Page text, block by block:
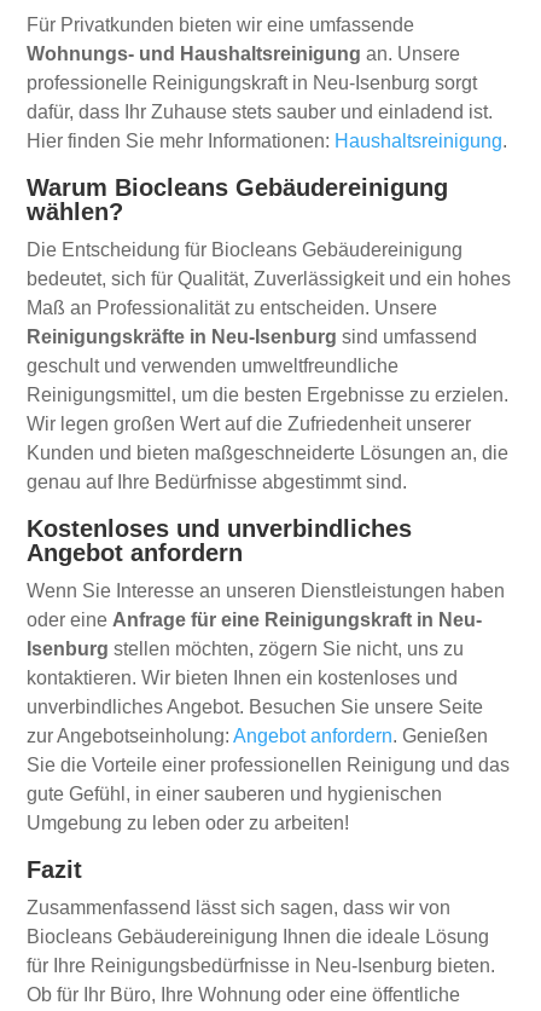
Für Privatkunden bieten wir eine umfassende
Wohnungs- und Haushaltsreinigung an. Unsere
professionelle Reinigungskraft in Neu-Isenburg sorgt
dafür, dass Ihr Zuhause stets sauber und einladend ist.
Hier finden Sie mehr Informationen: Haushaltsreinigung.
Warum Biocleans Gebäudereinigung
wählen?
Die Entscheidung für Biocleans Gebäudereinigung
bedeutet, sich für Qualität, Zuverlässigkeit und ein hohes
Maß an Professionalität zu entscheiden. Unsere
Reinigungskräfte in Neu-Isenburg sind umfassend
geschult und verwenden umweltfreundliche
Reinigungsmittel, um die besten Ergebnisse zu erzielen.
Wir legen großen Wert auf die Zufriedenheit unserer
Kunden und bieten maßgeschneiderte Lösungen an, die
genau auf Ihre Bedürfnisse abgestimmt sind.
Kostenloses und unverbindliches
Angebot anfordern
Wenn Sie Interesse an unseren Dienstleistungen haben
oder eine Anfrage für eine Reinigungskraft in Neu-
Isenburg stellen möchten, zögern Sie nicht, uns zu
kontaktieren. Wir bieten Ihnen ein kostenloses und
unverbindliches Angebot. Besuchen Sie unsere Seite
zur Angebotseinholung:Angebot anfordern. Genießen
Sie die Vorteile einer professionellen Reinigung und das
gute Gefühl, in einer sauberen und hygienischen
Umgebung zu leben oder zu arbeiten!
Fazit
Zusammenfassend lässt sich sagen, dass wir von
Biocleans Gebäudereinigung Ihnen die ideale Lösung
für Ihre Reinigungsbedürfnisse in Neu-Isenburg bieten.
Ob für Ihr Büro, Ihre Wohnung oder eine öffentliche